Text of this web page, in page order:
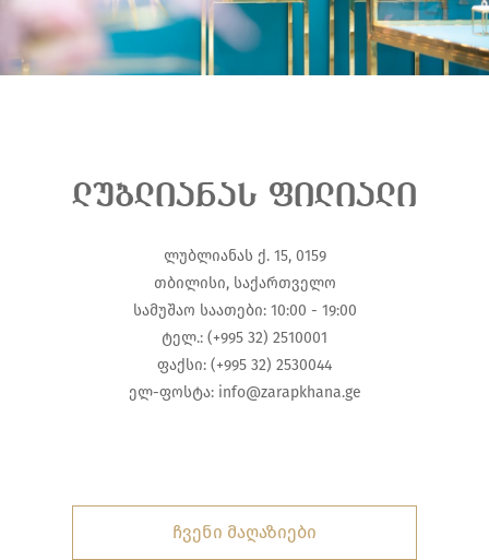
ლუბლიანას ფილიალი
ლუბლიანას ქ. 15, 0159
თბილისი, საქართველო
სამუშაო საათები: 10:00 - 19:00
ტელ.: (+995 32) 2510001
ფაქსი: (+995 32) 2530044
ელ-ფოსტა: info@zarapkhana.ge
ჩვენი მაღაზიები